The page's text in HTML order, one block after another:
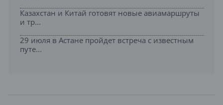
Казахстан и Китай готовят новые авиамаршруты
и тр...
29 июля в Астане пройдет встреча с известным
путе...